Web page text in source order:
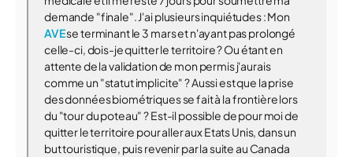
demande "finale". J'ai plusieurs inquiétudes : Mon
AVEse terminant le 3 mars et n'ayant pas prolongé
celle-ci, dois-je quitter le territoire ? Ou étant en
attente de la validation de mon permis j'aurais
comme un "statut implicite" ? Aussi est que la prise
des données biométriques se fait à la frontière lors
du "tour du poteau" ? Est-il possible de pour moi de
quitter le territoire pour aller aux Etats Unis, dans un
but touristique, puis revenir par la suite au Canada